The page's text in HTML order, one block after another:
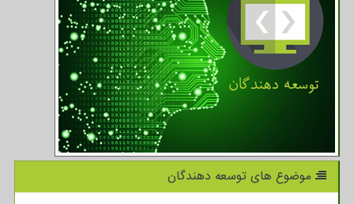
موضوع های توسعه دهندگان